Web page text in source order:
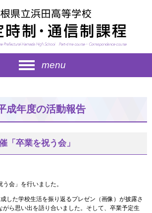
menu
成年度の活動報告
「卒業を祝う会」
会」を行いました。
した学校生活を振り返るプレゼン（画像）が披露さ
がら思い出を語り合いました。そして、卒業予定生